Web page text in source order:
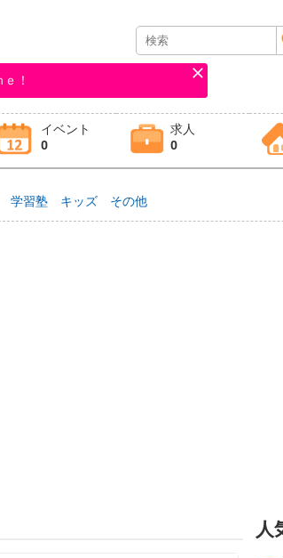
！
イベント
0
求人
0
学習塾 キッズ その他
人